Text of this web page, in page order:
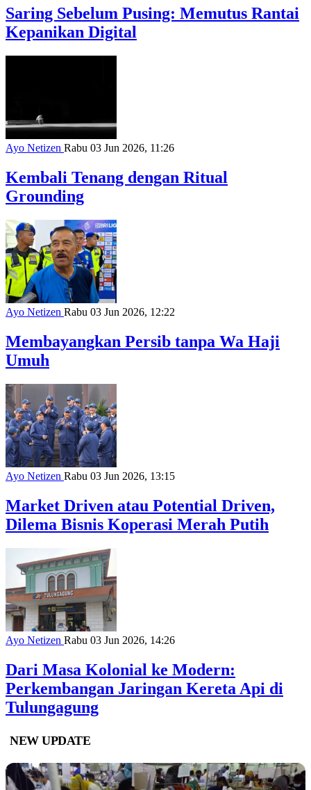
Saring Sebelum Pusing: Memutus Rantai
Kepanikan Digital
Ayo Netizen Rabu 03 Jun 2026, 11:26
Kembali Tenang dengan Ritual
Grounding
Ayo Netizen Rabu 03 Jun 2026, 12:22
Membayangkan Persib tanpa Wa Haji
Umuh
Ayo Netizen Rabu 03 Jun 2026, 13:15
Market Driven atau Potential Driven,
Dilema Bisnis Koperasi Merah Putih
Ayo Netizen Rabu 03 Jun 2026, 14:26
Dari Masa Kolonial ke Modern:
Perkembangan Jaringan Kereta Api di
Tulungagung
NEW UPDATE